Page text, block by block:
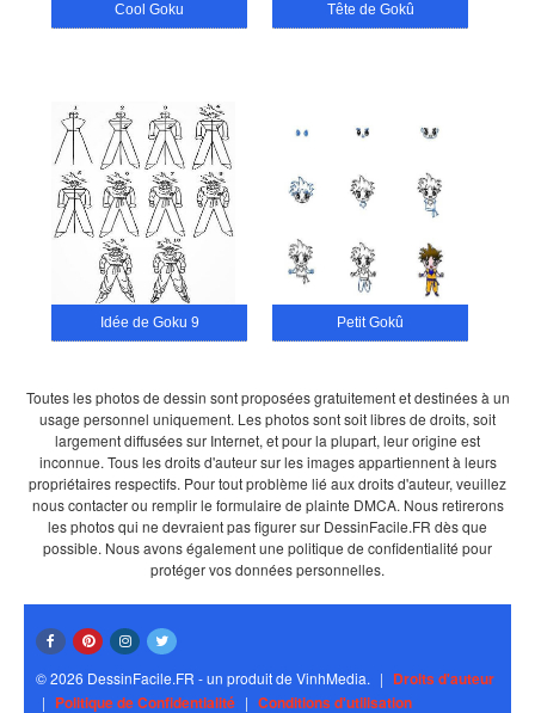
Cool Goku Tête de Gokû
Idée de Goku 9 Petit Gokû
Toutes les photos de dessin sont proposées gratuitement et destinées à un
usage personnel uniquement. Les photos sont soit libres de droits, soit
largement diffusées sur Internet, et pour la plupart, leur origine est
inconnue. Tous les droits d'auteur sur les images appartiennent à leurs
propriétaires respectifs. Pour tout problème lié aux droits d'auteur, veuillez
nous contacter ou remplir le formulaire de plainte DMCA. Nous retirerons
les photos qui ne devraient pas figurer sur DessinFacile.FR dès que
possible. Nous avons également une politique de confidentialité pour
protéger vos données personnelles.
© 2026 DessinFacile.FR - un produit de VinhMedia. | Droits d'auteur
| Politique de Confidentialité | Conditions d'utilisation